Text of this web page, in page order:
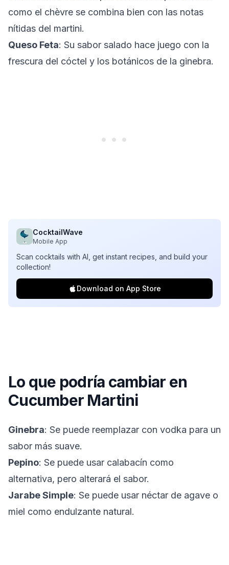
como el chèvre se combina bien con las notas
nítidas del martini.
Queso Feta: Su sabor salado hace juego con la
frescura del cóctel y los botánicos de la ginebra.
CocktailWave
Mobile App
Scan cocktails with AI, get instant recipes, and build your
collection!
Download on App Store
Lo que podría cambiar en
Cucumber Martini
Ginebra: Se puede reemplazar con vodka para un
sabor más suave.
Pepino: Se puede usar calabacín como
alternativa, pero alterará el sabor.
Jarabe Simple: Se puede usar néctar de agave o
miel como endulzante natural.